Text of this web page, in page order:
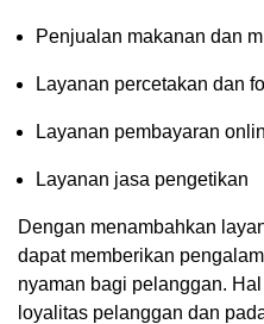
Penjualan makanan dan
Layanan percetakan dan
Layanan pembayaran
Layanan jasa pengetikan
Dengan menambahkan
dapat memberikan
nyaman bagi pelanggan.
loyalitas pelanggan dan